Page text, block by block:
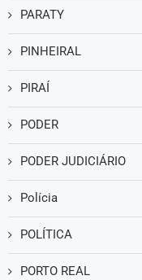
PARATY
PINHEIRAL
PIRAÍ
PODER
PODER JUDICIÁRIO
Polícia
POLÍTICA
PORTO REAL